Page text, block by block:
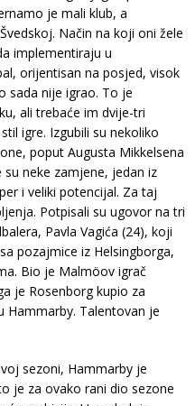
je mali klub, a
Način na koji oni žele
implementiraju u
orijentisan na posjed, visok
sada nije igrao. To je
ali trebaće im dvije-tri
igre. Izgubili su nekoliko
poput Augusta Mikkelsena
neke zamjene, jedan iz
i veliki potencijal. Za taj
Potpisali su ugovor na tri
Pavla Vagića (24), koji
pozajmice iz Helsingborga,
Bio je Malmöov igrač
je Rosenborg kupio za
Hammarby. Talentovan je
sezoni, Hammarby je
je za ovako rani dio sezone